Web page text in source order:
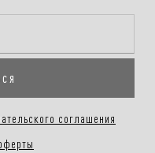
при получении
соглашения